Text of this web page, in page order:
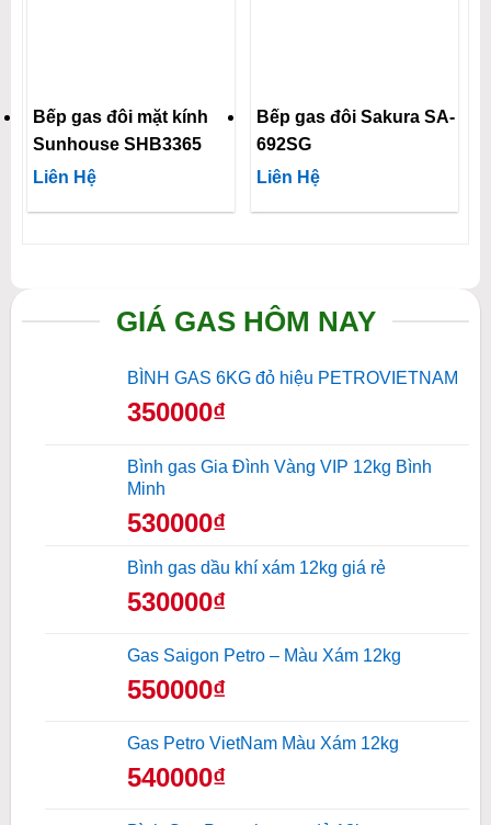
Bếp gas đôi mặt kính
Sunhouse SHB3365
Liên Hệ
Bếp gas đôi Sakura SA-
692SG
Liên Hệ
GIÁ GAS HÔM NAY
BÌNH GAS 6KG đỏ hiệu PETROVIETNAM
350000₫
Bình gas Gia Đình Vàng VIP 12kg Bình
Minh
530000₫
Bình gas dầu khí xám 12kg giá rẻ
530000₫
Gas Saigon Petro – Màu Xám 12kg
550000₫
Gas Petro VietNam Màu Xám 12kg
540000₫